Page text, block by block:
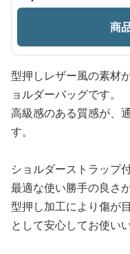
商
型押しレザー風の素材
ョルダーバッグです。
高級感のある質感が、
す。
ショルダーストラップ
最適な使い勝手の良さ
型押し加工により傷が
として安心してお使い